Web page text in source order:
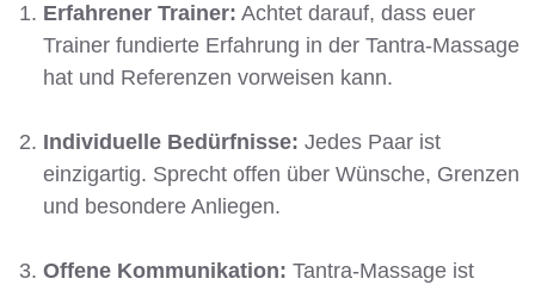
Erfahrener Trainer: Achtet darauf, dass euer
Trainer fundierte Erfahrung in der Tantra-Massage
hat und Referenzen vorweisen kann.
Individuelle Bedürfnisse: Jedes Paar ist
einzigartig. Sprecht offen über Wünsche, Grenzen
und besondere Anliegen.
Offene Kommunikation: Tantra-Massage ist